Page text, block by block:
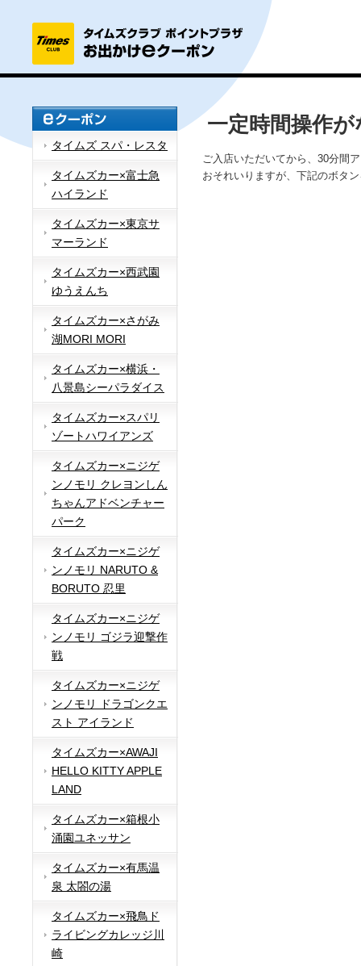
タイムズ スパ・レスタ
タイムズカー×富士急
ハイランド
タイムズカー×東京サ
マーランド
タイムズカー×西武園
ゆうえんち
タイムズカー×さがみ
湖MORI MORI
タイムズカー×横浜・
八景島シーパラダイス
タイムズカー×スパリ
ゾートハワイアンズ
タイムズカー×ニジゲ
ンノモリ クレヨンしん
ちゃんアドベンチャー
パーク
タイムズカー×ニジゲ
ンノモリ NARUTO &
BORUTO 忍里
タイムズカー×ニジゲ
ンノモリ ゴジラ迎撃作
戦
タイムズカー×ニジゲ
ンノモリ ドラゴンクエ
スト アイランド
タイムズカー×AWAJI
HELLO KITTY APPLE
LAND
タイムズカー×箱根小
涌園ユネッサン
タイムズカー×有馬温
泉 太閤の湯
タイムズカー×飛鳥ド
ライビングカレッジ川
崎
一定時間操作
ご入店いただいてから、30分間
おそれいりますが、下記のボタ